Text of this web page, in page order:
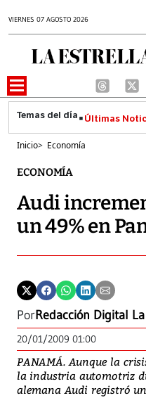
VIERNES 07 AGOSTO 2026
Últimas
Inicio> Economía
ECONOMÍA
Audi
un 49% en
PorRedacción Digital
20/01/2009 01:00
PANAMÁ. Aunque la
la industria automotriz
alemana Audi registró